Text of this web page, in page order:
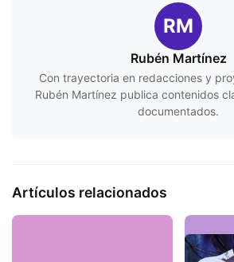
RM
Rubén Martínez
Con trayectoria en redacciones y
Rubén Martínez publica contenidos
documentados.
Artículos relacionados